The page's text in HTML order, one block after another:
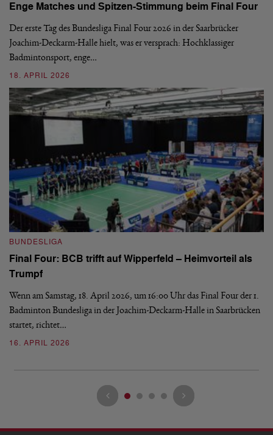
Enge Matches und Spitzen-Stimmung beim Final Four
Der erste Tag des Bundesliga Final Four 2026 in der Saarbrücker
Joachim-Deckarm-Halle hielt, was er versprach: Hochklassiger
Badmintonsport, enge…
18. APRIL 2026
BUNDESLIGA
Final Four: BCB trifft auf Wipperfeld – Heimvorteil als
Trumpf
Wenn am Samstag, 18. April 2026, um 16:00 Uhr das Final Four der 1.
Badminton Bundesliga in der Joachim-Deckarm-Halle in Saarbrücken
startet, richtet…
16. APRIL 2026